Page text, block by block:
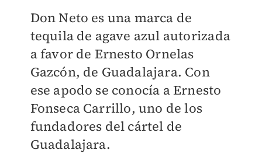
Don Neto es una marca de
tequila de agave azul autorizada
a favor de Ernesto Ornelas
Gazcón, de Guadalajara. Con
ese apodo se conocía a Ernesto
Fonseca Carrillo, uno de los
fundadores del cártel de
Guadalajara.